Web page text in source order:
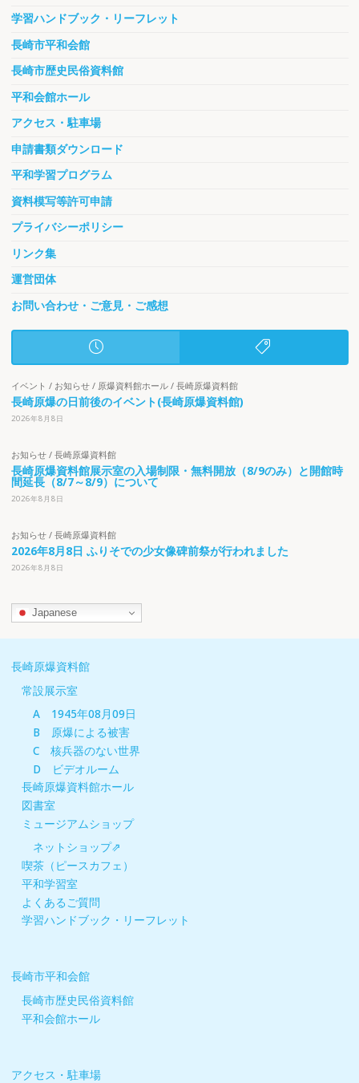
学習ハンドブック・リーフレット
長崎市平和会館
長崎市歴史民俗資料館
平和会館ホール
アクセス・駐車場
申請書類ダウンロード
平和学習プログラム
資料模写等許可申請
プライバシーポリシー
リンク集
運営団体
お問い合わせ・ご意見・ご感想
イベント / お知らせ/ 原爆資料館ホール/ 長崎原爆資料館
長崎原爆の日前後のイベント(長崎原爆資料館)
2026年8月8日
お知らせ/ 長崎原爆資料館
長崎原爆資料館展示室の入場制限・無料開放（8/9のみ）と開館時
間延長（8/7～8/9）について
2026年8月8日
お知らせ/ 長崎原爆資料館
2026年8月8日 ふりそでの少女像碑前祭が行われました
2026年8月8日
Japanese
長崎原爆資料館
常設展示室
A 1945年08月09日
B 原爆による被害
C 核兵器のない世界
D ビデオルーム
長崎原爆資料館ホール
図書室
ミュージアムショップ
ネットショップ⇗
喫茶（ピースカフェ）
平和学習室
よくあるご質問
学習ハンドブック・リーフレット
長崎市平和会館
長崎市歴史民俗資料館
平和会館ホール
アクセス・駐車場